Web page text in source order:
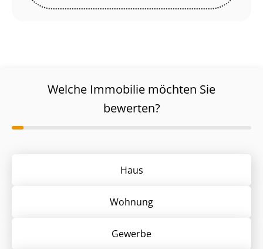
Welche Immobilie möchten Sie
bewerten?
Haus
Wohnung
Gewerbe